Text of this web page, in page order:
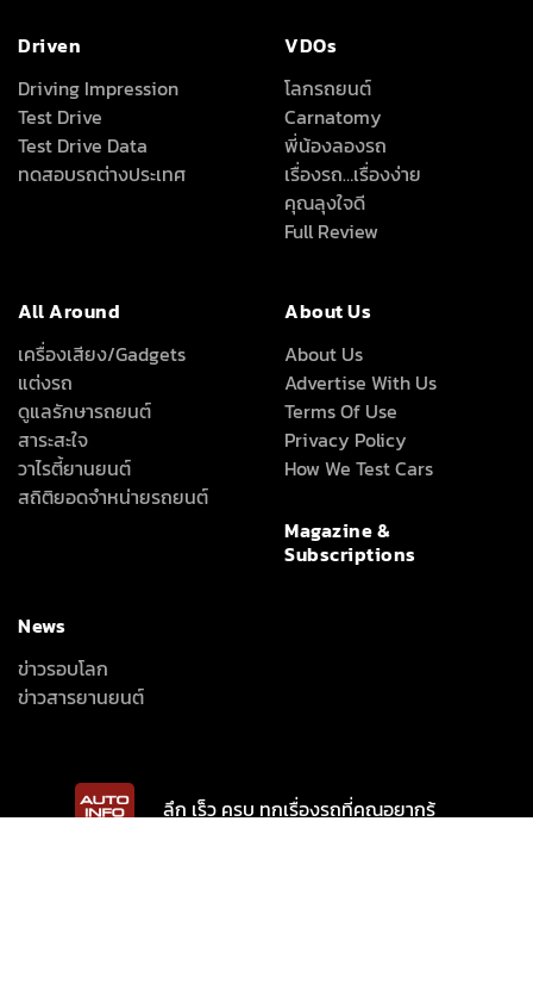
Driven
Driving Impression
Test Drive
Test Drive Data
ทดสอบรถต่างประเทศ
VDOs
โลกรถยนต์
Carnatomy
พี่น้องลองรถ
เรื่องรถ…เรื่องง่าย
คุณลุงใจดี
Full Review
All Around
เครื่องเสียง/Gadgets
แต่งรถ
ดูแลรักษารถยนต์
สาระสะใจ
วาไรตี้ยานยนต์
สถิติยอดจำหน่ายรถยนต์
About Us
About Us
Advertise With Us
Terms Of Use
Privacy Policy
How We Test Cars
Magazine &
Subscriptions
News
ข่าวรอบโลก
ข่าวสารยานยนต์
ลึก เร็ว ครบ ทุกเรื่องรถที่คุณอยากรู้